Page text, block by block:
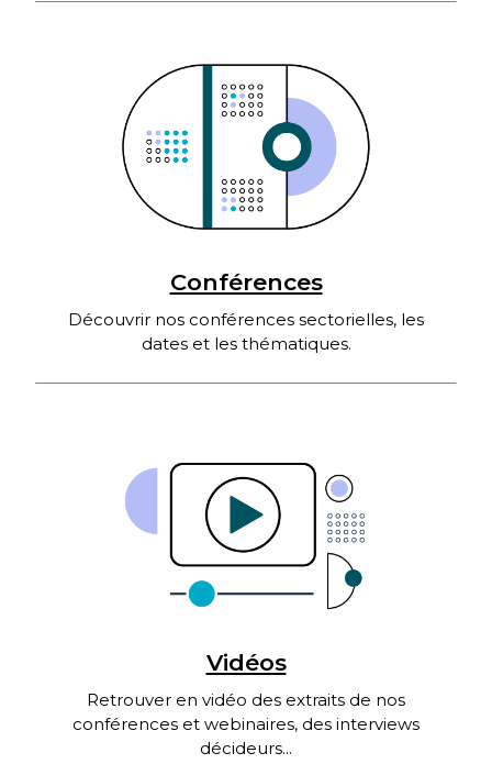
Conférences
Découvrir nos conférences sectorielles, les
dates et les thématiques.
Vidéos
Retrouver en vidéo des extraits de nos
conférences et webinaires, des interviews
décideurs...